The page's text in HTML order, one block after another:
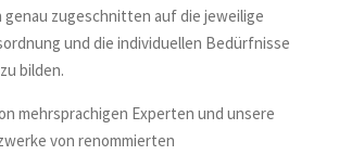
genau zugeschnitten auf die jeweilige
und die individuellen Bedürfnisse
bilden.
mehrsprachigen Experten und unsere
von renommierten